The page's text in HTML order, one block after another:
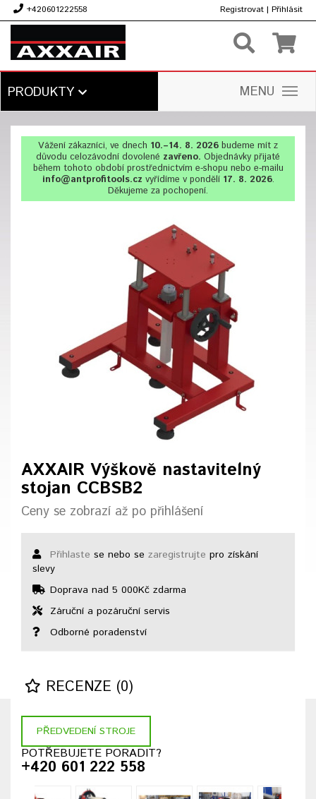
+420601222558 Registrovat | Přihlásit
PRODUKTY MENU
Vážení zákazníci, ve dnech 10.–14. 8. 2026 budeme mít z
důvodu celozávodní dovolené zavřeno. Objednávky přijaté
během tohoto období prostřednictvím e-shopu nebo e-mailu
info@antprofitools.cz vyřídíme v pondělí 17. 8. 2026.
Děkujeme za pochopení.
AXXAIR Výškově nastavitelný
stojan CCBSB2
Ceny se zobrazí až po přihlášení
Přihlaste se nebo se zaregistrujte pro získání
slevy
Doprava nad 5 000Kč zdarma
Záruční a pozáruční servis
Odborné poradenství
RECENZE (0)
PŘEDVEDENÍ STROJE
POTŘEBUJETE PORADIT?
+420 601 222 558